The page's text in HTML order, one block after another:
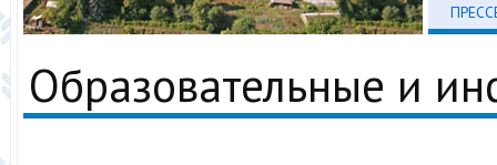
Образовательные и